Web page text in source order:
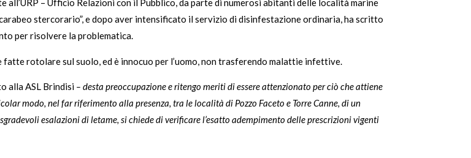
all’URP – Ufficio Relazioni con il Pubblico, da parte di numerosi abitanti delle località marine
stercorario”, e dopo aver intensificato il servizio di disinfestazione ordinaria, ha scritto
per risolvere la problematica.
rotolare sul suolo, ed è innocuo per l’uomo, non trasferendo malattie infettive.
alla ASL Brindisi – desta preoccupazione e ritengo meriti di essere attenzionato per ciò che attiene
modo, nel far riferimento alla presenza, tra le località di Pozzo Faceto e Torre Canne, di un
esalazioni di letame, si chiede di verificare l’esatto adempimento delle prescrizioni vigenti